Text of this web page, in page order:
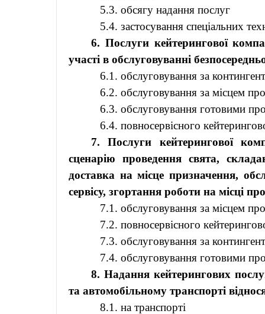
5.3. обсягу надання послуг
5.4. застосування спеціальних
6. Послуги кейтерингової
участі в обслуговуванні
6.1. обслуговування за
6.2. обслуговування за місцем
6.3. обслуговування готовими
6.4. повносервісного
7. Послуги кейтерингової
сценарію проведення свята,
доставка на місце призначення,
сервісу, згортання роботи на місці
7.1. обслуговування за місцем
7.2. повносервісного
7.3. обслуговування за
7.4. обслуговування готовими
8. Надання кейтерингових
та автомобільному транспорті
8.1. на транспорті